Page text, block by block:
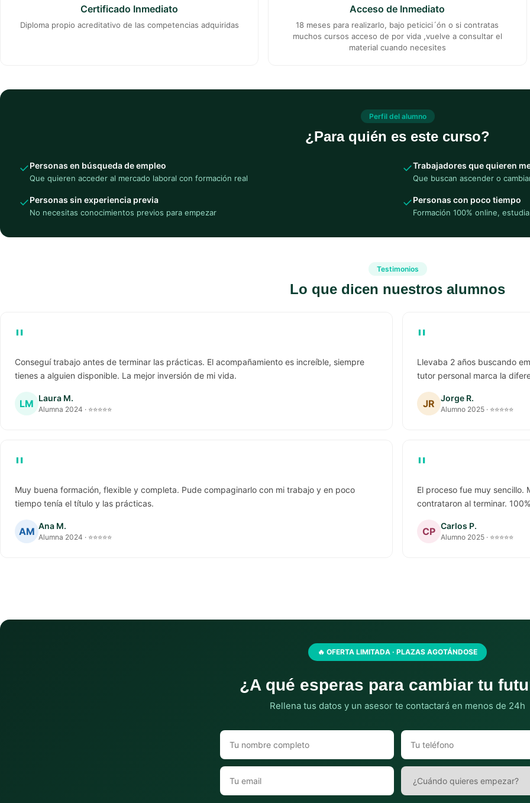
Certificado Inmediato
Diploma propio acreditativo de las competencias adquiridas
Acceso de Inmediato
18 meses para realizarlo, bajo peticici´ón o si contratas
muchos cursos acceso de por vida ,vuelve a consultar el
material cuando necesites
Perfil del alumno
¿Para quién es este curso?
✓Personas en búsqueda de empleo
Que quieren acceder al mercado laboral con formación real
✓Trabajadores que quieren
Que buscan ascender o
✓Personas sin experiencia previa
No necesitas conocimientos previos para empezar
✓Personas con poco tiempo
Formación 100% online,
Testimonios
Lo que dicen nuestros alumnos
"
Conseguí trabajo antes de terminar las prácticas. El acompañamiento es increíble, siempre
tienes a alguien disponible. La mejor inversión de mi vida.
LM Laura M.
Alumna 2024 · ⭐⭐⭐⭐⭐
"
Llevaba 2 años buscando
tutor personal marca la
JR Jorge R.
Alumno 2025 · ⭐⭐⭐⭐⭐
"
Muy buena formación, flexible y completa. Pude compaginarlo con mi trabajo y en poco
tiempo tenía el título y las prácticas.
AM Ana M.
Alumna 2024 · ⭐⭐⭐⭐⭐
"
El proceso fue muy
contrataron al terminar.
CP Carlos P.
Alumno 2025 · ⭐⭐⭐⭐⭐
🔥 OFERTA LIMITADA · PLAZAS AGOTÁNDOSE
¿A qué esperas para cambiar tu
Rellena tus datos y un asesor te contactará en menos de 24h